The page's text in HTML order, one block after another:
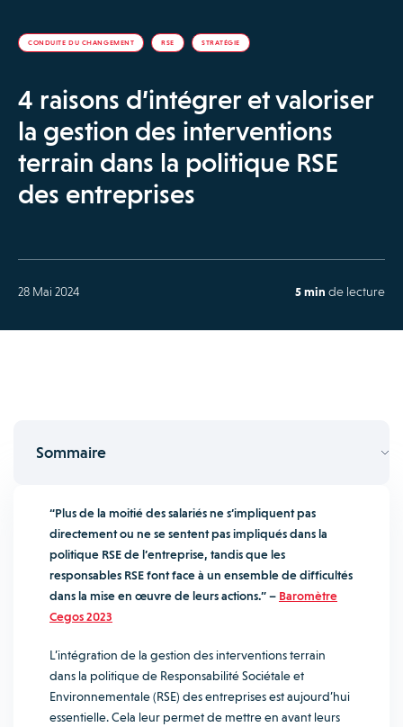
CONDUITE DU CHANGEMENT RSE STRATÉGIE
4 raisons d’intégrer et valoriser
la gestion des interventions
terrain dans la politique RSE
des entreprises
28 Mai 2024 5 min de lecture
Sommaire
“Plus de la moitié des salariés ne s’impliquent pas
directement ou ne se sentent pas impliqués dans la
politique RSE de l’entreprise, tandis que les
responsables RSE font face à un ensemble de difficultés
dans la mise en œuvre de leurs actions.” – Baromètre
Cegos 2023
L’intégration de la gestion des interventions terrain
dans la politique de Responsabilité Sociétale et
Environnementale (RSE) des entreprises est aujourd’hui
essentielle. Cela leur permet de mettre en avant leurs